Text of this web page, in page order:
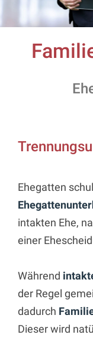
Ehegatten
intakten Ehe,
einer
Während
der Regel
dadurch
Dieser wird